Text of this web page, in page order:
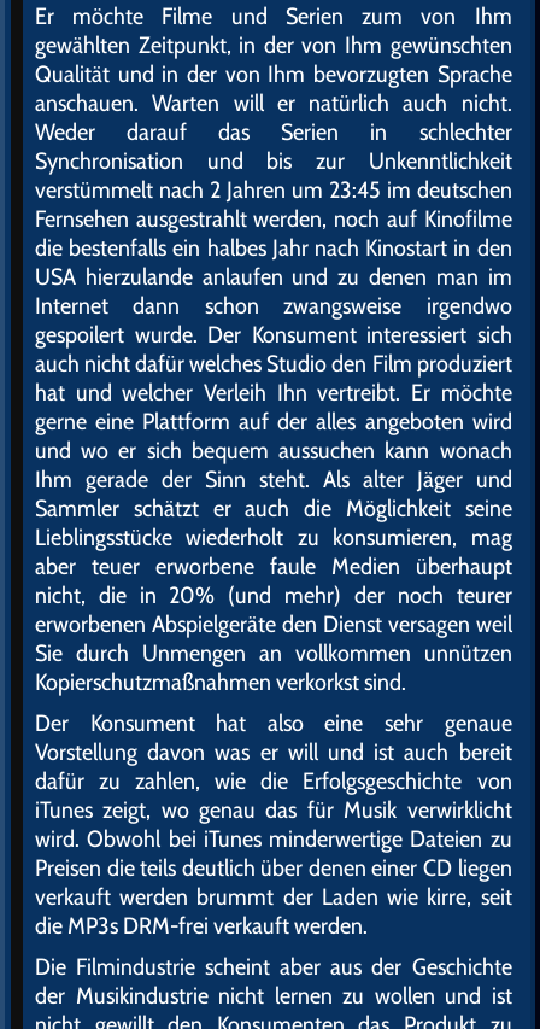
Er möchte Filme und Serien zum von Ihm
gewählten Zeitpunkt, in der von Ihm gewünschten
Qualität und in der von Ihm bevorzugten Sprache
anschauen. Warten will er natürlich auch nicht.
Weder darauf das Serien in schlechter
Synchronisation und bis zur Unkenntlichkeit
verstümmelt nach 2 Jahren um 23:45 im deutschen
Fernsehen ausgestrahlt werden, noch auf Kinofilme
die bestenfalls ein halbes Jahr nach Kinostart in den
USA hierzulande anlaufen und zu denen man im
Internet dann schon zwangsweise irgendwo
gespoilert wurde. Der Konsument interessiert sich
auch nicht dafür welches Studio den Film produziert
hat und welcher Verleih Ihn vertreibt. Er möchte
gerne eine Plattform auf der alles angeboten wird
und wo er sich bequem aussuchen kann wonach
Ihm gerade der Sinn steht. Als alter Jäger und
Sammler schätzt er auch die Möglichkeit seine
Lieblingsstücke wiederholt zu konsumieren, mag
aber teuer erworbene faule Medien überhaupt
nicht, die in 20% (und mehr) der noch teurer
erworbenen Abspielgeräte den Dienst versagen weil
Sie durch Unmengen an vollkommen unnützen
Kopierschutzmaßnahmen verkorkst sind.
Der Konsument hat also eine sehr genaue
Vorstellung davon was er will und ist auch bereit
dafür zu zahlen, wie die Erfolgsgeschichte von
iTunes zeigt, wo genau das für Musik verwirklicht
wird. Obwohl bei iTunes minderwertige Dateien zu
Preisen die teils deutlich über denen einer CD liegen
verkauft werden brummt der Laden wie kirre, seit
die MP3s DRM-frei verkauft werden.
Die Filmindustrie scheint aber aus der Geschichte
der Musikindustrie nicht lernen zu wollen und ist